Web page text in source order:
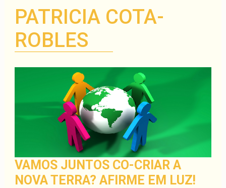
PATRICIA COTA-
ROBLES
VAMOS JUNTOS CO-CRIAR A
NOVA TERRA? AFIRME EM LUZ!